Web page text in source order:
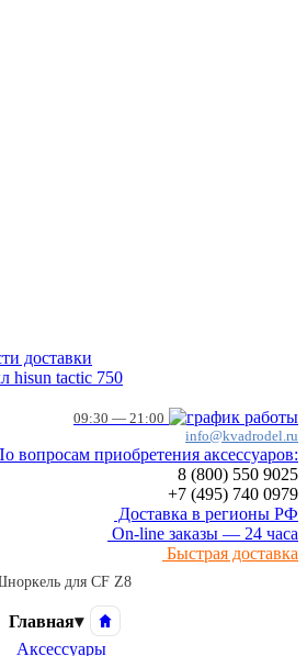
09:30 — 21:00
info@kvadrodel.ru
вопросам приобретения аксессуаров:
8 (800) 550 9025
+7 (495) 740 0979
Доставка в регионы РФ
On-line заказы — 24 часа
Быстрая доставка
для CF Z8
Главная▾
Аксессуары